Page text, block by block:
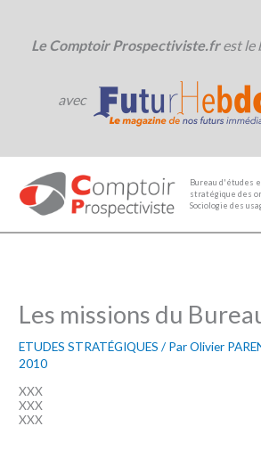
Le Comptoir Prospectiviste.frest le
avec
Bureau d'études
stratégique des
Sociologie des
Les missions du
ETUDES STRATÉGIQUES / ParOlivier
2010
XXX
XXX
XXX